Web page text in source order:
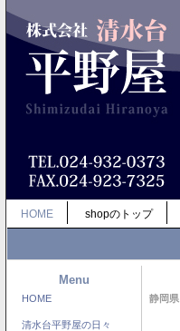
HOME shopのトップ
Menu
HOME
清水台平野屋の日々
静岡県